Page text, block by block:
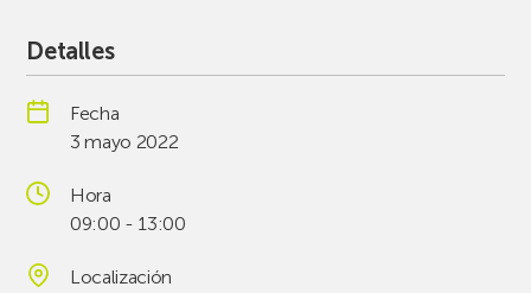
Detalles
Fecha
3 mayo 2022
Hora
09:00 - 13:00
Localización